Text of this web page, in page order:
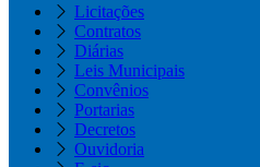
Licitações
Contratos
Diárias
Leis Municipais
Convênios
Portarias
Decretos
Ouvidoria